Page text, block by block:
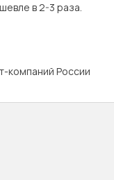
в 2-3 раза.
компаний России